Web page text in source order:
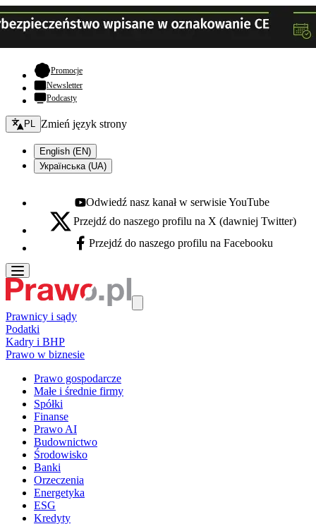
Promocje- otwiera się w nowej karcie
Newsletter
Podcasty
Zmień język - bieżący:
PL Zmień język strony
English (EN)
Українська (UA)
Youtube - otwiera się w nowej karcie
Odwiedź nasz kanał w serwisie YouTube
X - otwiera się w nowej karcie
Przejdź do naszego profilu na X (dawniej Twitter)
Facebook - otwiera się w nowej karcie
Przejdź do naszego profilu na Facebooku
Prawnicy i sądy
Podatki
Kadry i BHP
Prawo w biznesie
Prawo gospodarcze
Małe i średnie firmy
Spółki
Finanse
Prawo AI
Budownictwo
Środowisko
Banki
Orzeczenia
Energetyka
ESG
Kredyty